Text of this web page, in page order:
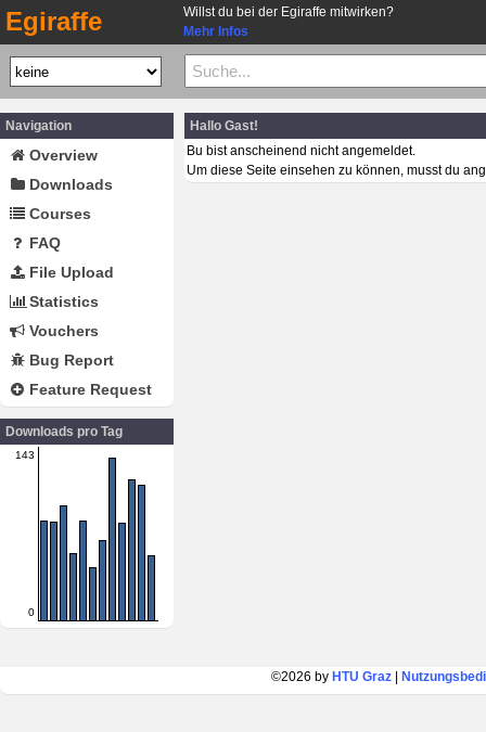
Egiraffe
Willst du bei der Egiraffe mitwirken?
Mehr Infos
Navigation
Overview
Downloads
Courses
FAQ
File Upload
Statistics
Vouchers
Bug Report
Feature Request
Downloads pro Tag
143
0
Hallo Gast!
Bu bist anscheinend nicht angemeldet.
Um diese Seite einsehen zu können, musst du
©2026 by HTU Graz|